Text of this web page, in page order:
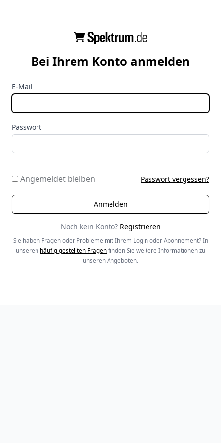
Bei Ihrem Konto anmelden
E-Mail
Passwort
Angemeldet bleiben Passwort vergessen?
Noch kein Konto? Registrieren
Sie haben Fragen oder Probleme mit Ihrem Login oder Abonnement? In
unseren häufig gestellten Fragen finden Sie weitere Informationen zu
unseren Angeboten.